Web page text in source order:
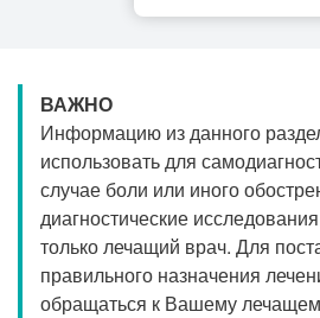
Прием гастроэнтеролога
Прием офтальмолога
Прием уролога
Прием хирурга
Прием кардиолога
ВАЖНО
Информацию из данного
использовать для
случае боли или иного
диагностические
только лечащий врач. Для
правильного назначения
обращаться к Вашему